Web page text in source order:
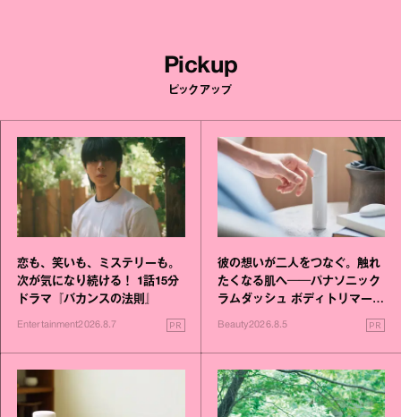
Pickup
ピックアップ
恋も、笑いも、ミステリーも。
次が気になり続ける！ 1話15分
ドラマ『バカンスの法則』
Entertainment2026.8.7 PR
彼の想いが二人をつなぐ。触れ
たくなる肌へ──パナソニック
ラムダッシュ ボディトリマーが
進化！
Beauty2026.8.5 PR